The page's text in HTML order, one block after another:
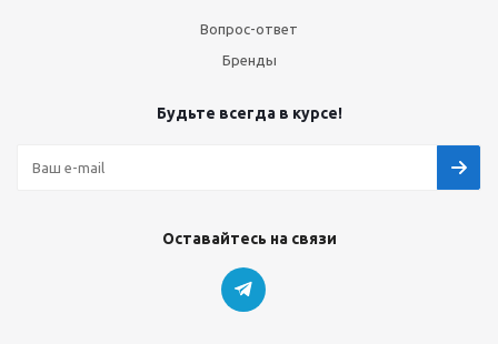
Вопрос-ответ
Бренды
Будьте всегда в курсе!
Оставайтесь на связи